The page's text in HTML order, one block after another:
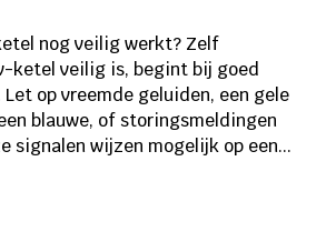
nog veilig werkt? Zelf
ketel veilig is, begint bij goed
op vreemde geluiden, een gele
blauwe, of storingsmeldingen
signalen wijzen mogelijk op een...